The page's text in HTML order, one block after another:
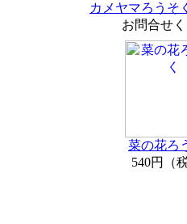
カメヤマろう
お問合せ
菜の花ろ
540円（